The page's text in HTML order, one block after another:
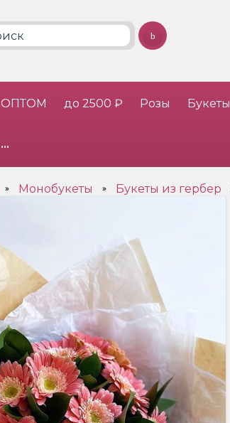
ОПТОМ до 2500 ₽ Розы Букеты
•••
» Монобукеты » Букеты из гербер